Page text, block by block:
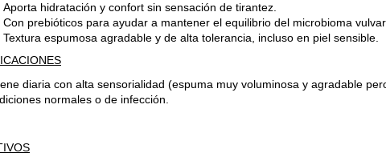
Aporta hidratación y confort sin sensación de tirantez.
Con prebióticos para ayudar a mantener el equilibrio del microbioma
Textura espumosa agradable y de alta tolerancia, incluso en piel sensible.
diaria con alta sensorialidad (espuma muy voluminosa y agradable
normales o de infección.